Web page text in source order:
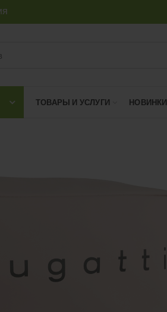
ТОВАРЫ И УСЛУГИ НОВИНКИ